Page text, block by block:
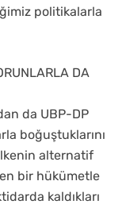
politikalarla
DA
da UBP-DP
boğuştuklarını
alternatif
bir hükümetle
kaldıkları